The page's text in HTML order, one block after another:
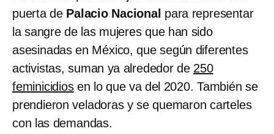
puerta de Palacio Nacional para representar
la sangre de las mujeres que han sido
asesinadas en México, que según diferentes
activistas, suman ya alrededor de 250
feminicidiosen lo que va del 2020. También se
prendieron veladoras y se quemaron carteles
con las demandas.